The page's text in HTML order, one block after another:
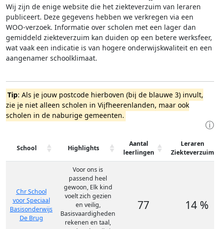
Wij zijn de enige website die het ziekteverzuim van leraren
publiceert. Deze gegevens hebben we verkregen via een
WOO-verzoek. Informatie over scholen met een lager dan
gemiddeld ziekteverzuim kan duiden op een betere werksfeer,
wat vaak een indicatie is van hogere onderwijskwaliteit en een
aangenamer schoolklimaat.
Tip: Als je jouw postcode hierboven (bij de blauwe 3) invult,
zie je niet alleen scholen in Vijfheerenlanden, maar ook
scholen in de naburige gemeenten.
ⓘ
School Highlights
Aantal
leerlingen
Leraren
Ziekteverzuim
Chr School
voor Speciaal
Basisonderwijs
De Brug
Voor ons is
passend heel
gewoon, Elk kind
voelt zich gezien
en veilig,
Basisvaardigheden
rekenen en taal,
77 14 %